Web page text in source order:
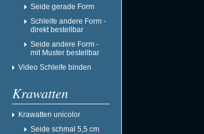
Seide gerade Form
Schleife andere Form -
direkt bestellbar
Seide andere Form -
mit Muster bestellbar
Video Schleife binden
Krawatten
Krawatten unicolor
Seide schmal 5,5 cm